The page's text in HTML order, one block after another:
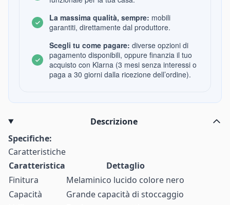
La massima qualità, sempre: mobili
garantiti, direttamente dal produttore.
Scegli tu come pagare: diverse opzioni di
pagamento disponibili, oppure finanzia il tuo
acquisto con Klarna (3 mesi senza interessi o
paga a 30 giorni dalla ricezione dell’ordine).
Descrizione
Specifiche:
Caratteristiche
Caratteristica
Dettaglio
Finitura
Melaminico lucido colore nero
Capacità
Grande capacità di stoccaggio